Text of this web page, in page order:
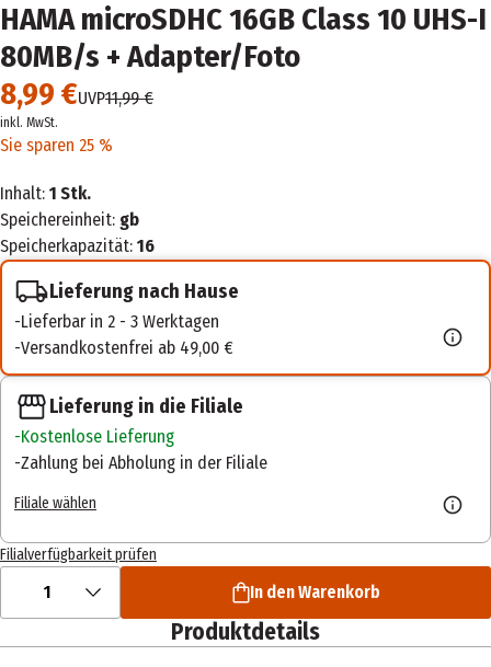
HAMA microSDHC 16GB Class 10 UHS-I
80MB/s + Adapter/Foto
8,99 €UVP11,99 €
inkl. MwSt.
Sie sparen 25 %
Inhalt: 1 Stk.
Speichereinheit: gb
Speicherkapazität: 16
Lieferung nach Hause
Lieferbar in 2 - 3 Werktagen
Versandkostenfrei ab 49,00 €
Lieferung in die Filiale
Kostenlose Lieferung
Zahlung bei Abholung in der Filiale
Filiale wählen
Filialverfügbarkeit prüfen
1 In den Warenkorb
Produktdetails